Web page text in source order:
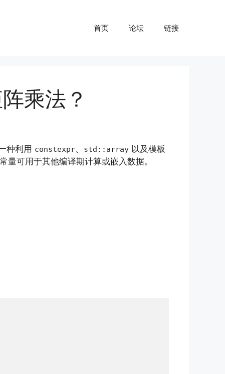
首页 论坛 链接
乘法？
种利用 constexpr、 std::array 以及模板
可用于其他编译期计算或嵌入数据。